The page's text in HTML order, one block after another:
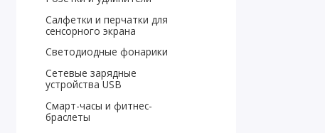
Салфетки и перчатки для
сенсорного экрана
Светодиодные фонарики
Сетевые зарядные
устройства USB
Смарт-часы и фитнес-
браслеты